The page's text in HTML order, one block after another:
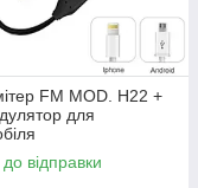
FM MOD. H22 +
для
відправки